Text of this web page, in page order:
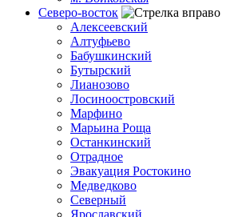
Северо-восток
Алексеевский
Алтуфьево
Бабушкинский
Бутырский
Лианозово
Лосиноостровский
Марфино
Марьина Роща
Останкинский
Отрадное
Эвакуация Ростокино
Медведково
Северный
Ярославский